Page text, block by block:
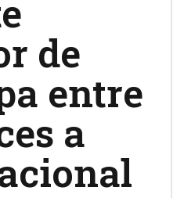
de
entre
a